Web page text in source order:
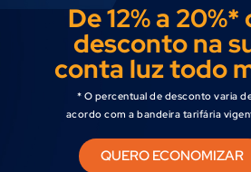
De 12% a 20%*
desconto na
conta luz todo
* O percentual de desconto varia
acordo com a bandeira tarifária
QUERO ECONOMIZAR